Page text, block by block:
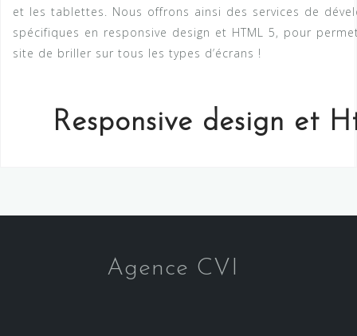
et les tablettes. Nous offrons ainsi des services de
spécifiques en responsive design et HTML 5, pour
site de briller sur tous les types d’écrans !
Responsive design et
Agence CVI